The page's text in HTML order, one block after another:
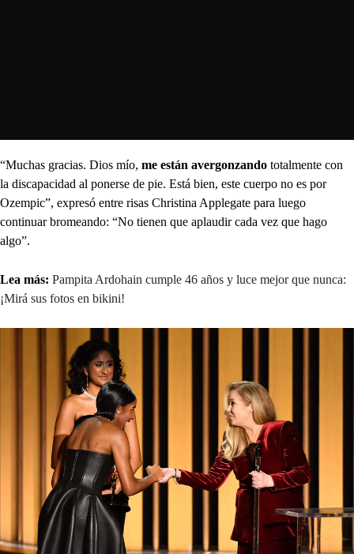
“Muchas gracias. Dios mío, me están avergonzando totalmente con
la discapacidad al ponerse de pie. Está bien, este cuerpo no es por
Ozempic”, expresó entre risas Christina Applegate para luego
continuar bromeando: “No tienen que aplaudir cada vez que hago
algo”.
Lea más: Pampita Ardohain cumple 46 años y luce mejor que nunca:
¡Mirá sus fotos en bikini!